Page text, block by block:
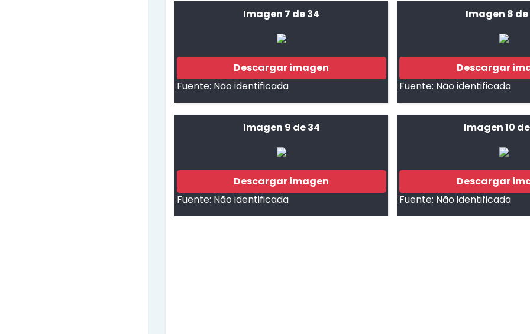
Imagen 7 de 34
Descargar imagen
Fuente: Não identificada
Imagen 8 de
Descargar
Fuente: Não identificada
Imagen 9 de 34
Descargar imagen
Fuente: Não identificada
Imagen 10
Descargar
Fuente: Não identificada